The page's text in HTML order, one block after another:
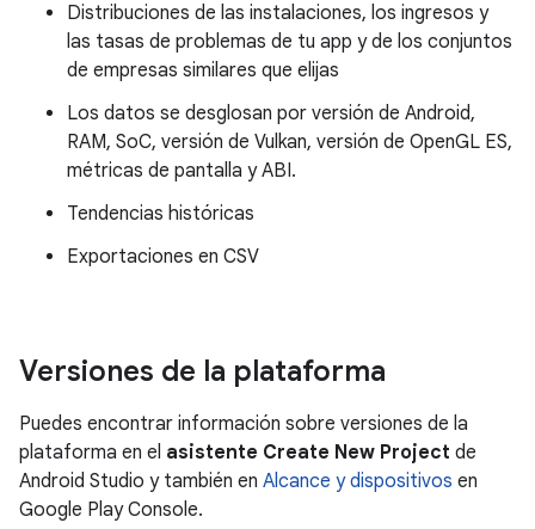
Distribuciones de las instalaciones, los ingresos y
las tasas de problemas de tu app y de los conjuntos
de empresas similares que elijas
Los datos se desglosan por versión de Android,
RAM, SoC, versión de Vulkan, versión de OpenGL ES,
métricas de pantalla y ABI.
Tendencias históricas
Exportaciones en CSV